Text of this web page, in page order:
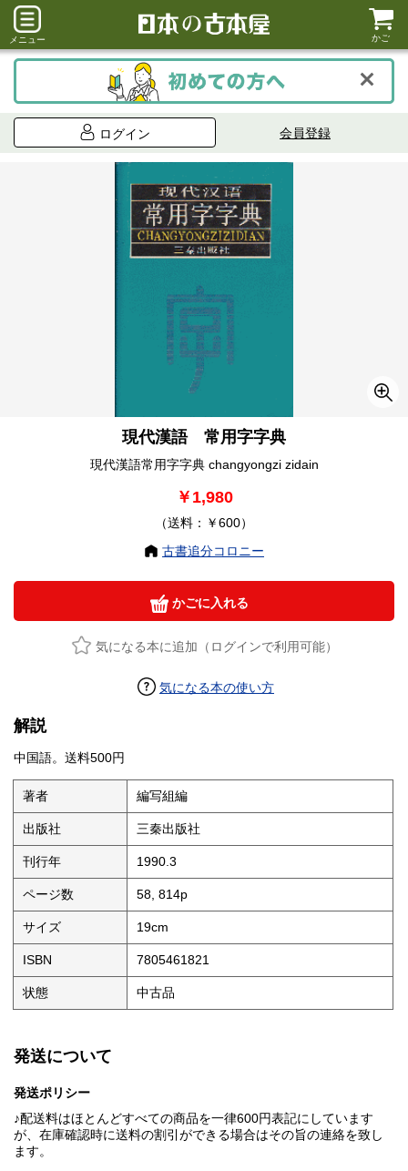
メニュー かご
ログイン 会員登録
現代漢語 常用字字典
現代漢語常用字字典 changyongzi zidain
￥1,980
（送料：￥600）
古書追分コロニー
かごに入れる
気になる本に追加（ログインで利用可能）
気になる本の使い方
解説
中国語。送料500円
著者 編写組編
出版社 三秦出版社
刊行年 1990.3
ページ数 58, 814p
サイズ 19cm
ISBN 7805461821
状態 中古品
発送について
発送ポリシー
♪配送料はほとんどすべての商品を一律600円表記にしています
が、在庫確認時に送料の割引ができる場合はその旨の連絡を致し
ます。